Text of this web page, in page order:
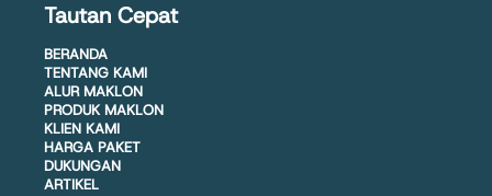
Tautan Cepat
BERANDA
TENTANG KAMI
ALUR MAKLON
PRODUK MAKLON
KLIEN KAMI
HARGA PAKET
DUKUNGAN
ARTIKEL